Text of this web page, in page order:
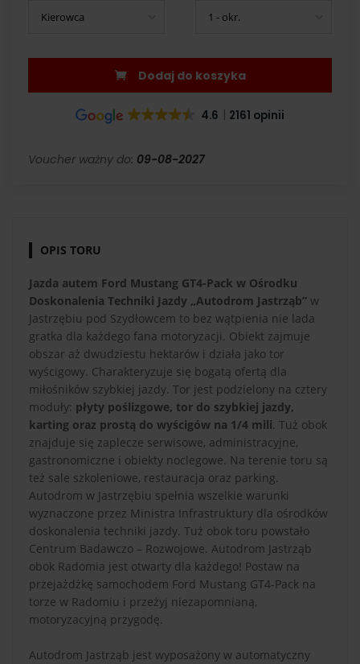
Kierowca 1 - okr.
Dodaj do koszyka
4.6 2161 opinii
Voucher ważny do: 09-08-2027
OPIS TORU
Jazda autem Ford Mustang GT4-Pack w Ośrodku
Doskonalenia Techniki Jazdy „Autodrom Jastrząb” w
Jastrzębiu pod Szydłowcem to bez wątpienia nie lada
gratka dla każdego fana motoryzacji. Obiekt zajmuje
obszar aż dwudziestu hektarów i działa jako tor
wyścigowy. Charakteryzuje się bogatą ofertą dla
miłośników szybkiej jazdy. Tor jest podzielony na cztery
moduły: płyty poślizgowe, tor do szybkiej jazdy,
karting oraz prostą do wyścigów na 1/4 mili. Tuż obok
znajduje się zaplecze serwisowe, administracyjne,
gastronomiczne i obiekty noclegowe. Na terenie toru są
też sale szkoleniowe, restauracja oraz parking.
Autodrom w Jastrzębiu spełnia wszelkie warunki
wyznaczone przez Ministra Infrastruktury dla ośrodków
doskonalenia techniki jazdy. Tuż obok toru powstało
Centrum Badawczo – Rozwojowe. Autodrom Jastrząb
obok Radomia jest otwarty dla każdego! Postaw na
przejażdżkę samochodem Ford Mustang GT4-Pack na
torze w Radomiu i przeżyj niezapomnianą,
motoryzacyjną przygodę.
Autodrom Jastrząb jest wyposażony w automatyczny